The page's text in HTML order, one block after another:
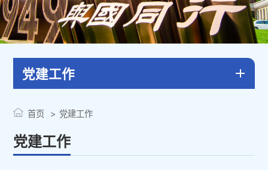
党建工作
党建工作
首页 党建工作